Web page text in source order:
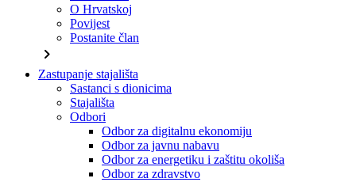
O Hrvatskoj
Povijest
Postanite član
chevron_right
Zastupanje stajališta
Sastanci s dionicima
Stajališta
Odbori
Odbor za digitalnu ekonomiju
Odbor za javnu nabavu
Odbor za energetiku i zaštitu okoliša
Odbor za zdravstvo